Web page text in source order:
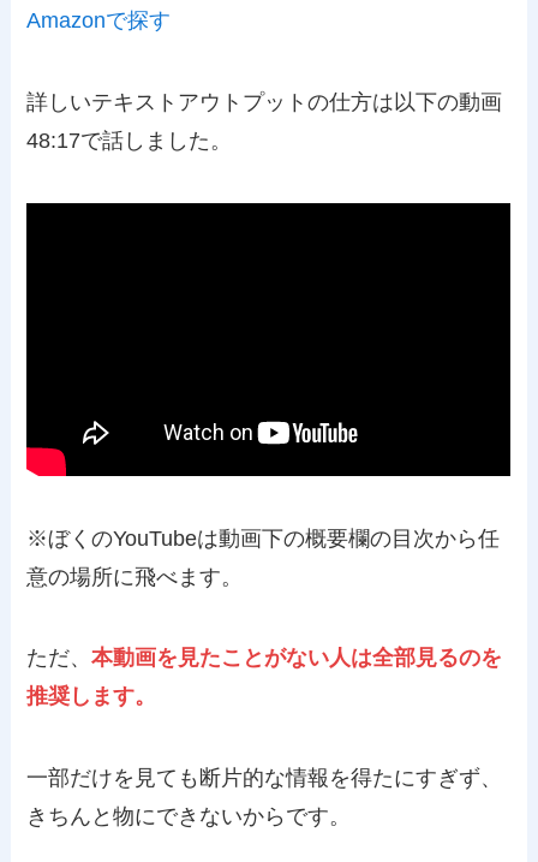
Amazonで探す
詳しいテキストアウトプットの仕方は以下の動画
48:17で話しました。
※ぼくのYouTubeは動画下の概要欄の目次から任
意の場所に飛べます。
ただ、本動画を見たことがない人は全部見るのを
推奨します。
一部だけを見ても断片的な情報を得たにすぎず、
きちんと物にできないからです。